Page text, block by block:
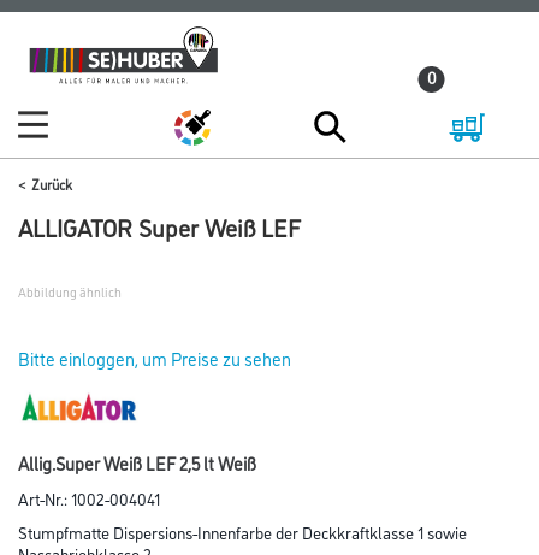
Zum
Inhalt
Zum
Navigationsmenü
0
Zurück
ALLIGATOR Super Weiß LEF
Abbildung ähnlich
Bitte einloggen, um Preise zu sehen
Allig.Super Weiß LEF 2,5 lt Weiß
Art-Nr.:1002-004041
Stumpfmatte Dispersions-Innenfarbe der Deckkraftklasse 1 sowie